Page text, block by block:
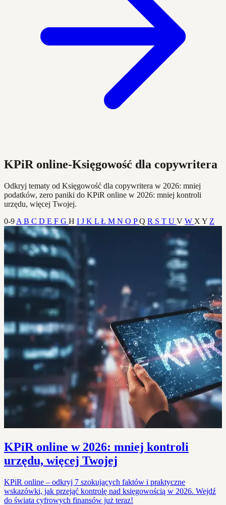
KPiR online-Księgowość dla copywritera
Odkryj tematy od Księgowość dla copywritera w 2026: mniej
podatków, zero paniki do KPiR online w 2026: mniej kontroli
urzędu, więcej Twojej.
0-9 A B C D E F G H I J K L Ł M N O PQ R S T U V W X Y Z
KPiR online w 2026: mniej kontroli
urzędu, więcej Twojej
KPiR online – odkryj 7 szokujących faktów i praktyczne
wskazówki, jak przejąć kontrolę nad księgowością w 2026. Wejdź
do świata cyfrowych finansów już teraz!